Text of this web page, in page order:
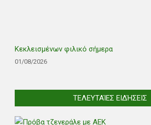
Κεκλεισμένων φιλικό σήμερα
01/08/2026
ΤΕΛΕΥΤΑΊΕΣ ΕΙΔΉΣΕΙΣ